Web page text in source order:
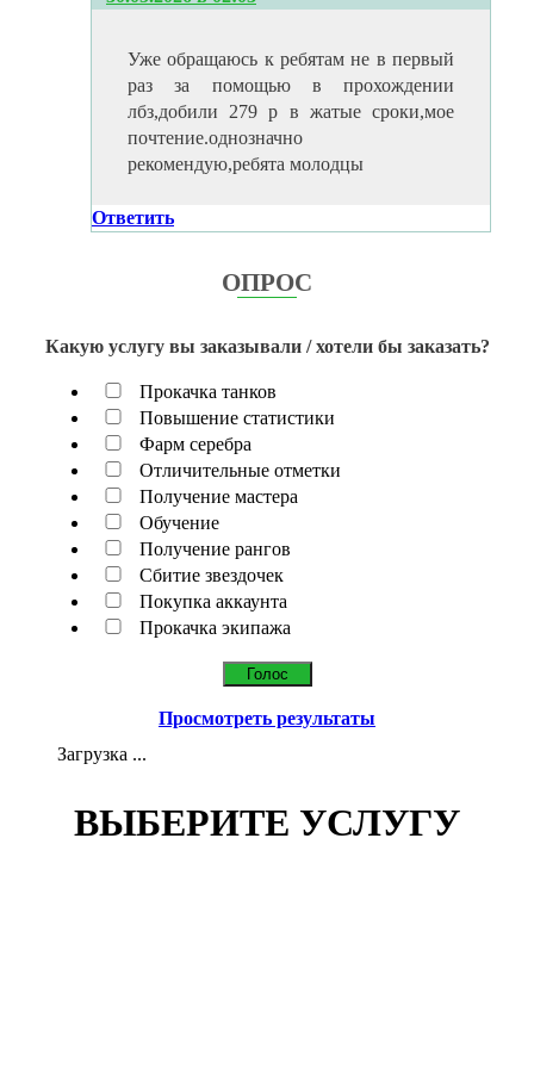
Уже обращаюсь к ребятам не в первый
раз за помощью в прохождении
лбз,добили 279 р в жатые сроки,мое
почтение.однозначно
рекомендую,ребята молодцы
Ответить
ОПРОС
Какую услугу вы заказывали / хотели бы заказать?
Прокачка танков
Повышение статистики
Фарм серебра
Отличительные отметки
Получение мастера
Обучение
Получение рангов
Сбитие звездочек
Покупка аккаунта
Прокачка экипажа
Просмотреть результаты
Загрузка ...
ВЫБЕРИТЕ УСЛУГУ